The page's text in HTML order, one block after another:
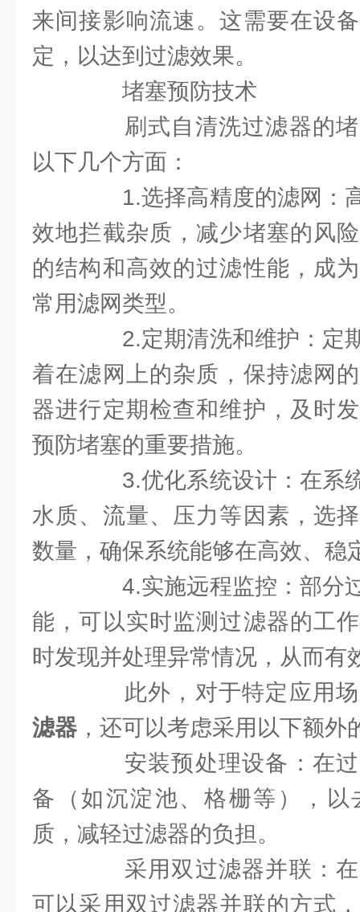
来间接影响流速。这需要在设
定，以达到过滤效果。
堵塞预防技术
刷式自清洗过滤器的堵
以下几个方面：
1.选择高精度的滤网：
效地拦截杂质，减少堵塞的风
的结构和高效的过滤性能，成
常用滤网类型。
2.定期清洗和维护：定
着在滤网上的杂质，保持滤网
器进行定期检查和维护，及时
预防堵塞的重要措施。
3.优化系统设计：在系
水质、流量、压力等因素，选
数量，确保系统能够在高效、稳
4.实施远程监控：部分
能，可以实时监测过滤器的工
时发现并处理异常情况，从而有
此外，对于特定应用场
滤器 ，还可以考虑采用以下额外
安装预处理设备：在过
备（如沉淀池、格栅等），
质，减轻过滤器的负担。
采用双过滤器并联：在
可以采用双过滤器并联的方式